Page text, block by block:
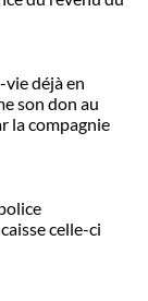
vie déjà en
son don au
la compagnie
celle-ci